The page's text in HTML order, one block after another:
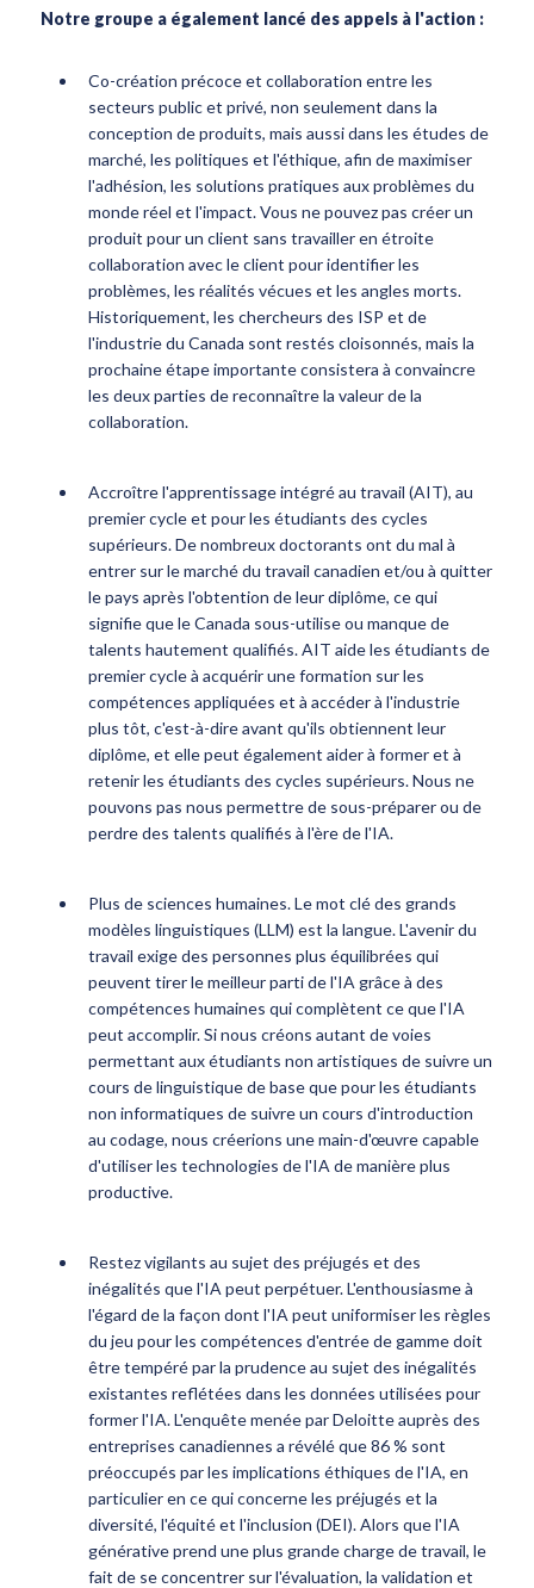
Notre groupe a également lancé des appels à l'action :
Co-création précoce et collaboration entre les
secteurs public et privé, non seulement dans la
conception de produits, mais aussi dans les études de
marché, les politiques et l'éthique, afin de maximiser
l'adhésion, les solutions pratiques aux problèmes du
monde réel et l'impact. Vous ne pouvez pas créer un
produit pour un client sans travailler en étroite
collaboration avec le client pour identifier les
problèmes, les réalités vécues et les angles morts.
Historiquement, les chercheurs des ISP et de
l'industrie du Canada sont restés cloisonnés, mais la
prochaine étape importante consistera à convaincre
les deux parties de reconnaître la valeur de la
collaboration.
Accroître l'apprentissage intégré au travail (AIT), au
premier cycle et pour les étudiants des cycles
supérieurs. De nombreux doctorants ont du mal à
entrer sur le marché du travail canadien et/ou à quitter
le pays après l'obtention de leur diplôme, ce qui
signifie que le Canada sous-utilise ou manque de
talents hautement qualifiés. AIT aide les étudiants de
premier cycle à acquérir une formation sur les
compétences appliquées et à accéder à l'industrie
plus tôt, c'est-à-dire avant qu'ils obtiennent leur
diplôme, et elle peut également aider à former et à
retenir les étudiants des cycles supérieurs. Nous ne
pouvons pas nous permettre de sous-préparer ou de
perdre des talents qualifiés à l'ère de l'IA.
Plus de sciences humaines. Le mot clé des grands
modèles linguistiques (LLM) est la langue. L'avenir du
travail exige des personnes plus équilibrées qui
peuvent tirer le meilleur parti de l'IA grâce à des
compétences humaines qui complètent ce que l'IA
peut accomplir. Si nous créons autant de voies
permettant aux étudiants non artistiques de suivre un
cours de linguistique de base que pour les étudiants
non informatiques de suivre un cours d'introduction
au codage, nous créerions une main-d'œuvre capable
d'utiliser les technologies de l'IA de manière plus
productive.
Restez vigilants au sujet des préjugés et des
inégalités que l'IA peut perpétuer. L'enthousiasme à
l'égard de la façon dont l'IA peut uniformiser les règles
du jeu pour les compétences d'entrée de gamme doit
être tempéré par la prudence au sujet des inégalités
existantes reflétées dans les données utilisées pour
former l'IA. L'enquête menée par Deloitte auprès des
entreprises canadiennes a révélé que 86 % sont
préoccupés par les implications éthiques de l'IA, en
particulier en ce qui concerne les préjugés et la
diversité, l'équité et l'inclusion (DEI). Alors que l'IA
générative prend une plus grande charge de travail, le
fait de se concentrer sur l'évaluation, la validation et